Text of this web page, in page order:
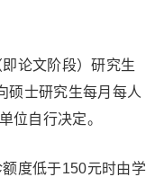
论文阶段）研究生
硕士研究生每月每人
位自行决定。
额度低于150元时由学